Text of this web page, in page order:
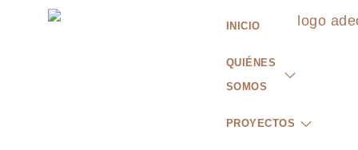
INICIO
QUIÉNES
SOMOS
PROYECTOS